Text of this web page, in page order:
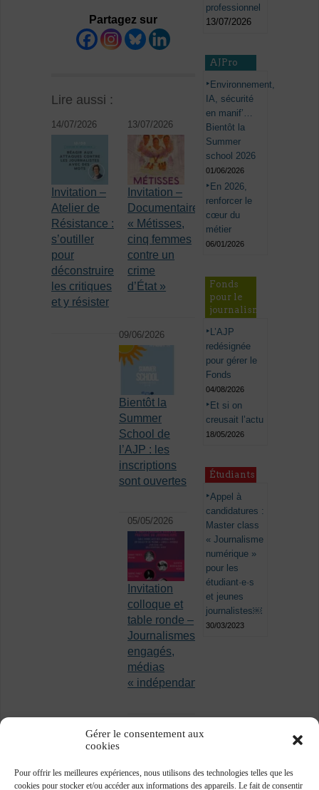
Gérer le consentement aux
cookies
Pour offrir les meilleures expériences, nous utilisons des technologies telles que les
cookies pour stocker et/ou accéder aux informations des appareils. Le fait de consentir
Partagez sur
Lire aussi :
14/07/2026
Invitation –
Atelier de
Résistance :
s’outiller
pour
déconstruire
les critiques
et y résister
13/07/2026
Invitation –
Documentaire
« Métisses,
cinq femmes
contre un
crime
d’État »
09/06/2026
Bientôt la
Summer
School de
l’AJP : les
inscriptions
sont ouvertes
05/05/2026
Invitation
colloque et
table ronde –
Journalismes
engagés,
médias
« indépendants »
professionnel
13/07/2026
AJPro
Environnement,
IA, sécurité
en manif’…
Bientôt la
Summer
school 2026
01/06/2026
En 2026,
renforcer le
cœur du
métier
06/01/2026
Fonds
pour le
journalisme
L’AJP
redésignée
pour gérer le
Fonds
04/08/2026
Et si on
creusait l’actu
18/05/2026
Étudiants
Appel à
candidatures :
Master class
« Journalisme
numérique »
pour les
étudiant·e·s
et jeunes
journalistes￼
30/03/2023